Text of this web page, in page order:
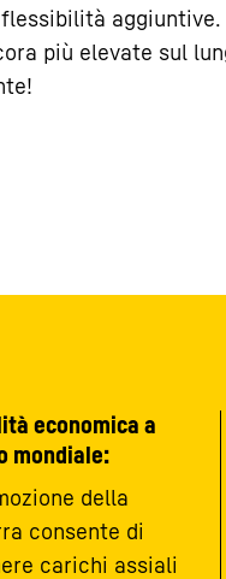
aggiuntive.
più elevate sul
economica a
mondiale:
della
consente di
carichi assiali